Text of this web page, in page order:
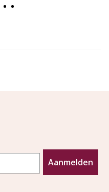
Aanmelden